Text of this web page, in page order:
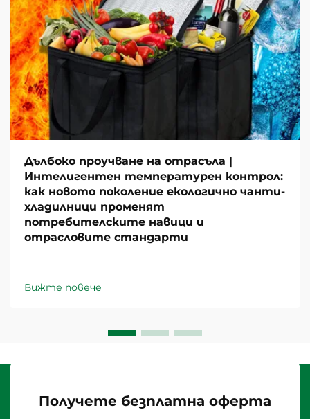
Дълбоко проучване на отрасъла |
Интелигентен температурен контрол:
как новото поколение екологично чанти-
хладилници променят
потребителските навици и
отрасловите стандарти
Вижте повече
Получете безплатна оферта